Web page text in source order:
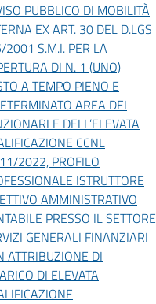
PUBBLICO DI MOBILITÀ
EX ART. 30 DEL D.LGS
2001 S.M.I. PER LA
DI N. 1 (UNO)
A TEMPO PIENO E
AREA DEI
E DELL’ELEVATA
CCNL
2022, PROFILO
ISTRUTTORE
AMMINISTRATIVO
PRESSO IL SETTORE
GENERALI FINANZIARI
ATTRIBUZIONE DI
DI ELEVATA